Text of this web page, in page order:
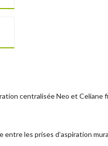
centralisée Neo et Celiane
les prises d’aspiration